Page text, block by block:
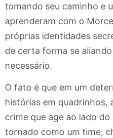
tomando seu caminho e
aprenderam com o
próprias identidades
de certa forma se
necessário.
O fato é que em um
histórias em quadrinhos,
crime que age ao lado
tornado como um time,